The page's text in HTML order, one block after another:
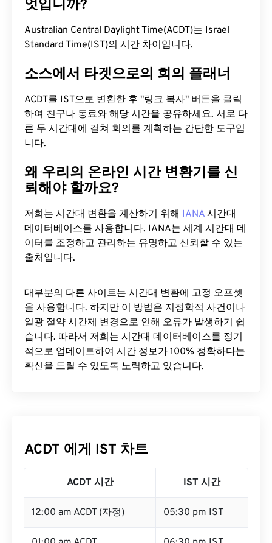
엇입니까?
Australian Central Daylight Time(ACDT)는 Israel
Standard Time(IST)의 시간 차이입니다.
소스에서 타겟으로의 회의 플래너
ACDT를 IST으로 변환한 후 "링크 복사" 버튼을 클릭
하여 친구나 동료와 해당 시간을 공유하세요. 서로 다
른 두 시간대에 걸쳐 회의를 계획하는 간단한 도구입
니다.
왜 우리의 온라인 시간 변환기를 신
뢰해야 할까요?
저희는 시간대 변환을 계산하기 위해 IANA 시간대
데이터베이스를 사용합니다. IANA는 세계 시간대 데
이터를 조정하고 관리하는 유명하고 신뢰할 수 있는
출처입니다.
대부분의 다른 사이트는 시간대 변환에 ​​고정 오프셋
을 사용합니다. 하지만 이 방법은 지정학적 사건이나
일광 절약 시간제 변경으로 인해 오류가 발생하기 쉽
습니다. 따라서 저희는 시간대 데이터베이스를 정기
적으로 업데이트하여 시간 정보가 100% 정확하다는
확신을 드릴 수 있도록 노력하고 있습니다.
ACDT 에게 IST 차트
ACDT 시간 IST 시간
12:00 am ACDT (자정) 05:30 pm IST